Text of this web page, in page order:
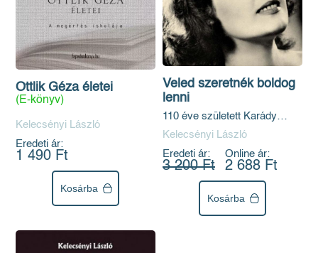
Ottlik Géza életei
(E-könyv)
Kelecsényi László
Eredeti ár:
1 490 Ft
Kosárba
Veled szeretnék boldog
lenni
110 éve született Karády
Katalin
Kelecsényi László
Eredeti ár:
3 200 Ft
Online ár:
2 688 Ft
Kosárba